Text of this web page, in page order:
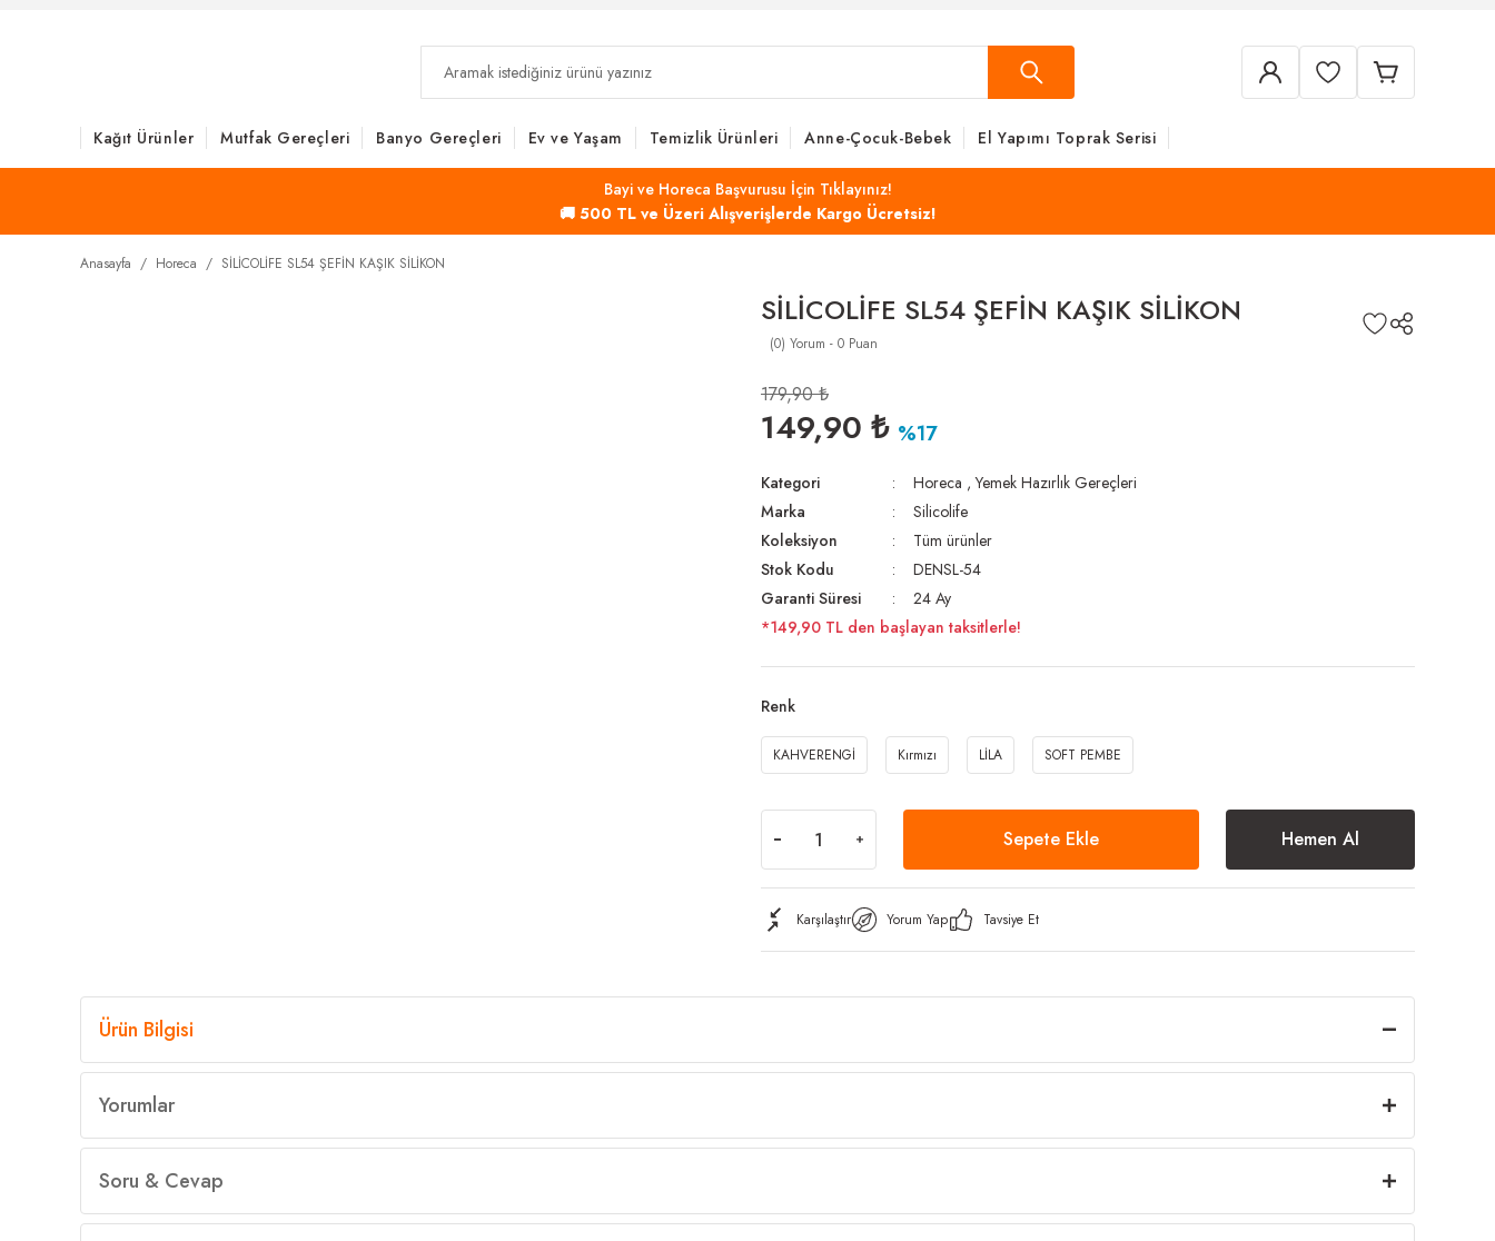
Kağıt Ürünler Mutfak Gereçleri Banyo Gereçleri Ev ve Yaşam Temizlik Ürünleri Anne-Çocuk-Bebek El Yapımı Toprak Serisi
Bayi ve Horeca Başvurusu İçin Tıklayınız!
🚚 500 TL ve Üzeri Alışverişlerde Kargo Ücretsiz!
Anasayfa Horeca SİLİCOLİFE SL54 ŞEFİN KAŞIK SİLİKON
SİLİCOLİFE SL54 ŞEFİN KAŞIK SİLİKON
(0) Yorum - 0 Puan
179,90 ₺
149,90 ₺ %17
Kategori Horeca ,Yemek Hazırlık Gereçleri
Marka
Silicolife
Koleksiyon
Tüm ürünler
Stok Kodu
DENSL-54
Garanti Süresi
24 Ay
*149,90 TL den başlayan taksitlerle!
Renk
KAHVERENGİ Kırmızı LİLA SOFT PEMBE
Sepete Ekle Hemen Al
Karşılaştır Yorum Yap Tavsiye Et
Ürün Bilgisi
Yorumlar
Soru & Cevap